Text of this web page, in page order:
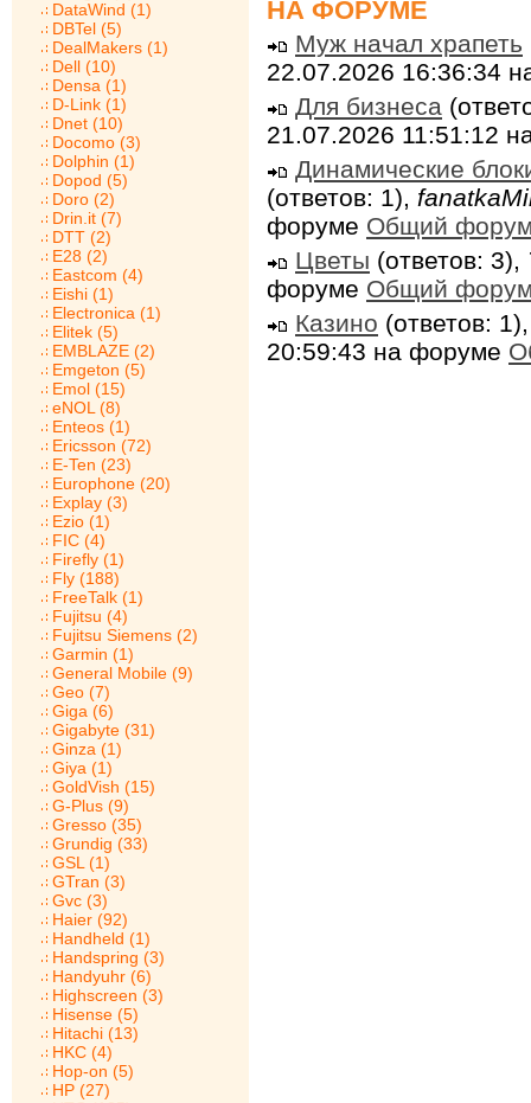
DataWind (1)
DBTel (5)
DealMakers (1)
Dell (10)
Densa (1)
D-Link (1)
Dnet (10)
Docomo (3)
Dolphin (1)
Dopod (5)
Doro (2)
Drin.it (7)
DTT (2)
E28 (2)
Eastcom (4)
Eishi (1)
Electronica (1)
Elitek (5)
EMBLAZE (2)
Emgeton (5)
Emol (15)
eNOL (8)
Enteos (1)
Ericsson (72)
E-Ten (23)
Europhone (20)
Explay (3)
Ezio (1)
FIC (4)
Firefly (1)
Fly (188)
FreeTalk (1)
Fujitsu (4)
Fujitsu Siemens (2)
Garmin (1)
General Mobile (9)
Geo (7)
Giga (6)
Gigabyte (31)
Ginza (1)
Giya (1)
GoldVish (15)
G-Plus (9)
Gresso (35)
Grundig (33)
GSL (1)
GTran (3)
Gvc (3)
Haier (92)
Handheld (1)
Handspring (3)
Handyuhr (6)
Highscreen (3)
Hisense (5)
Hitachi (13)
HKC (4)
Hop-on (5)
HP (27)
НА ФОРУМЕ
Муж начал храпеть
22.07.2026 16:36:34
Для бизнеса
21.07.2026 11:51:12
Динамические
(ответов: 1),
форуме Общий
Цветы (ответов: 3),
форуме Общий
Казино (ответов:
20:59:43 на форуме